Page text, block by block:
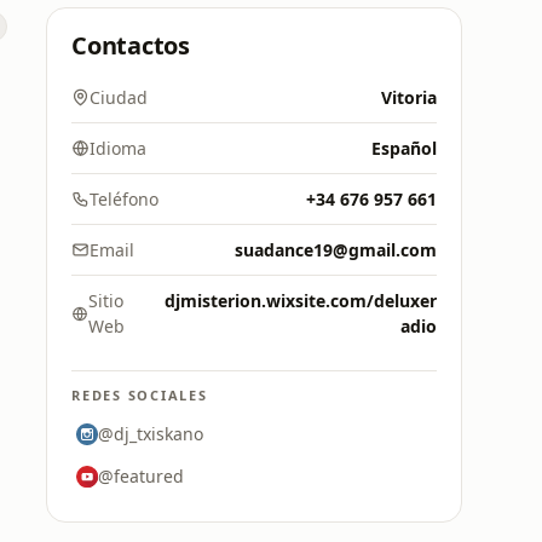
Contactos
Ciudad Vitoria
Idioma Español
Teléfono +34 676 957 661
Email suadance19@gmail.com
Sitio
Web
djmisterion.wixsite.com/deluxer
adio
REDES SOCIALES
@dj_txiskano
@featured